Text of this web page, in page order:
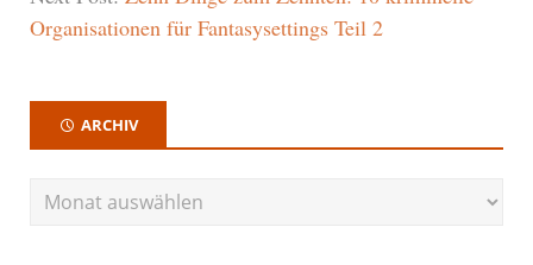
Organisationen für Fantasysettings Teil 2
ARCHIV